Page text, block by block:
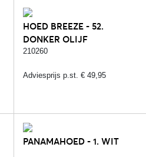
HOED BREEZE - 52.
DONKER OLIJF
210260
Adviesprijs p.st. € 49,95
PANAMAHOED - 1. WIT